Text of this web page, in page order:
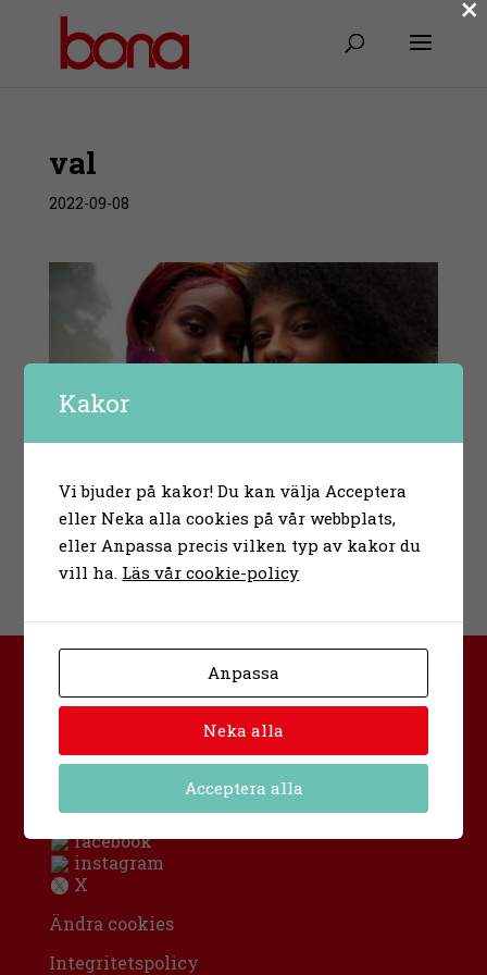
val
2022-09-08
Bona folkhögskola
Urban Hjärnes väg 11
Sverige
info@bona.nu
facebook
instagram
X
Ändra cookies
Integritetspolicy
Kakor
Vi bjuder på kakor! Du kan välja Acceptera
eller Neka alla cookies på vår webbplats,
eller Anpassa precis vilken typ av kakor du
vill ha. Läs vår cookie-policy
Anpassa
Neka alla
Acceptera alla